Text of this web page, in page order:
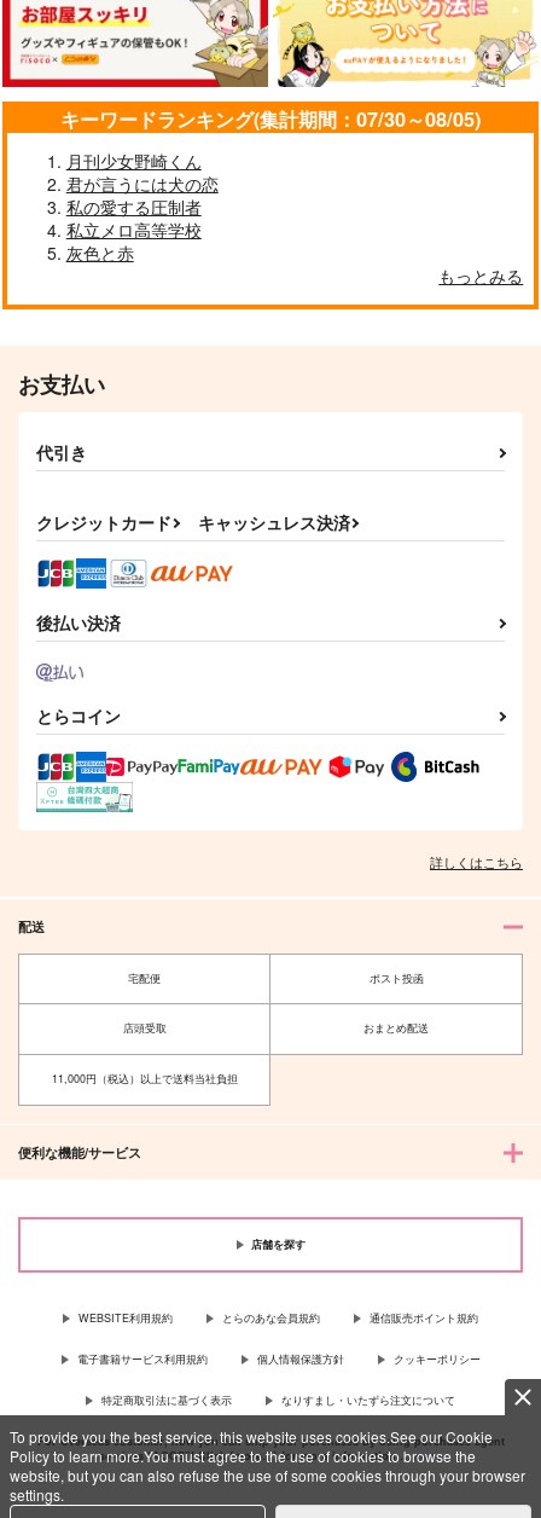
To provide you the best service, this website uses cookies.See our Cookie
Policy to learn more.You must agree to the use of cookies to browse the
website, but you can also refuse the use of some cookies through your browser
settings.
キーワードランキング(集計期間：07/30～08/05)
月刊少女野崎くん
君が言うには犬の恋
私の愛する圧制者
私立メロ高等学校
灰色と赤
もっとみる
お支払い
代引き
クレジットカード キャッシュレス決済
後払い決済
とらコイン
詳しくはこちら
配送
宅配便 ポスト投函
店頭受取 おまとめ配送
11,000円（税込）以上で送料当社負担
便利な機能/サービス
店舗を探す
WEBSITE利用規約 とらのあな会員規約 通信販売ポイント規約
電子書籍サービス利用規約 個人情報保護方針 クッキーポリシー
特定商取引法に基づく表示 なりすまし・いたずら注文について
For Overseas customer, now you can ship your purchases by using purchases agent
services “AOCS”! Click {more…} for more information …more